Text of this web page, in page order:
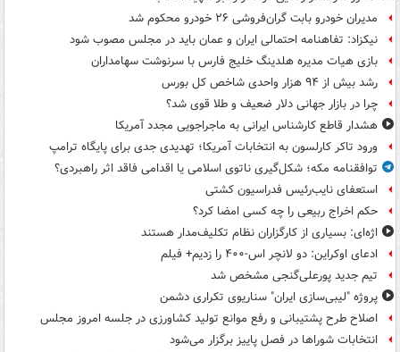
مدیران خودرو بابت گران‌فروشی ۲۶ خودرو محکوم شد
نیکزاد: تفاهنامه احتمالی ایران و عمان باید در مجلس مصوب شود
بازی هیات مدیره هلدینگ خلیج فارس با سرنوشت سهامداران
رشد بیش از ۹۴ هزار واحدی شاخص کل بورس
چرا در بازار جهانی دلار ضعیف و طلا قوی شد؟
هشدار قاطع کارشناس ایرانی به ماجراجویی مجدد آمریکا
ورود تاکر کارلسون به انتخابات آمریکا؛ تهدیدی جدی برای پایگاه ترامپ
توافقنامه مکه؛ شکل‌گیری ناتوی اسلامی یا اقدامی فاقد اثر راهبردی؟
استعفای نایب‌رئیس فدراسیون کشتی
حکم اخراج ربیعی را چه کسی امضا کرد؟
اژه‌ای: بسیاری از کارگزاران نظام تکلیف‌مدار هستند
ادعای اوکراین: دو لانچر اس-۴۰۰ را زدیم+ فیلم
تیم جدید پورعلی‌گنجی مشخص شد
پروژه "لیبی‌سازی ایران" سناریوی تکراری دشمن
اصلاح طرح پشتیبانی و رفع موانع تولید کشاورزی در جلسه امروز مجلس
انتخابات شوراها در فصل پاییز برگزار می‌شود